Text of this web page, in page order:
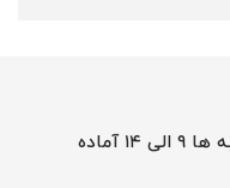
شنبه تا چهار شنبه ۹ الی ۱۹ و پنج شنبه ها ۹ الی ۱۴ آماده